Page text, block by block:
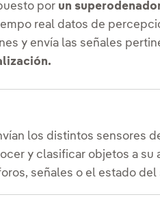
por un
real datos de
y envía las señales
los distintos sensores
y clasificar objetos a
señales o el estado del